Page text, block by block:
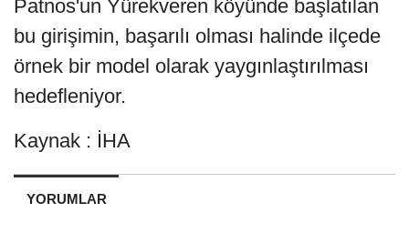
Patnos'un Yürekveren köyünde başlatılan
bu girişimin, başarılı olması halinde ilçede
örnek bir model olarak yaygınlaştırılması
hedefleniyor.
Kaynak : İHA
YORUMLAR